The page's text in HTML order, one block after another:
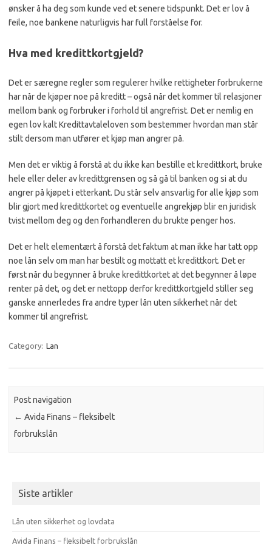
ønsker å ha deg som kunde ved et senere tidspunkt. Det er lov å
feile, noe bankene naturligvis har full forståelse for.
Hva med kredittkortgjeld?
Det er særegne regler som regulerer hvilke rettigheter forbrukerne
har når de kjøper noe på kreditt – også når det kommer til relasjoner
mellom bank og forbruker i forhold til angrefrist. Det er nemlig en
egen lov kalt Kredittavtaleloven som bestemmer hvordan man står
stilt dersom man utfører et kjøp man angrer på.
Men det er viktig å forstå at du ikke kan bestille et kredittkort, bruke
hele eller deler av kredittgrensen og så gå til banken og si at du
angrer på kjøpet i etterkant. Du står selv ansvarlig for alle kjøp som
blir gjort med kredittkortet og eventuelle angrekjøp blir en juridisk
tvist mellom deg og den forhandleren du brukte penger hos.
Det er helt elementært å forstå det faktum at man ikke har tatt opp
noe lån selv om man har bestilt og mottatt et kredittkort. Det er
først når du begynner å bruke kredittkortet at det begynner å løpe
renter på det, og det er nettopp derfor kredittkortgjeld stiller seg
ganske annerledes fra andre typer lån uten sikkerhet når det
kommer til angrefrist.
Category: Lan
Post navigation
← Avida Finans – fleksibelt
forbrukslån
Siste artikler
Lån uten sikkerhet og lovdata
Avida Finans – fleksibelt forbrukslån